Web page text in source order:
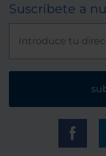
Suscríbete a